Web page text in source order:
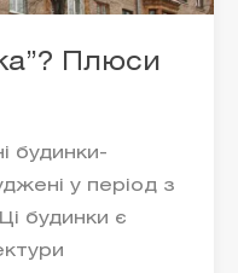
Плюси
будинки-
у період з
будинки є